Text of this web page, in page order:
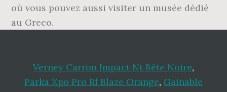
où vous pouvez aussi visiter un musée dédié
au Greco.
Verney Carron Impact Nt Bête Noire,
Parka Xpo Pro Rf Blaze Orange, Gainable